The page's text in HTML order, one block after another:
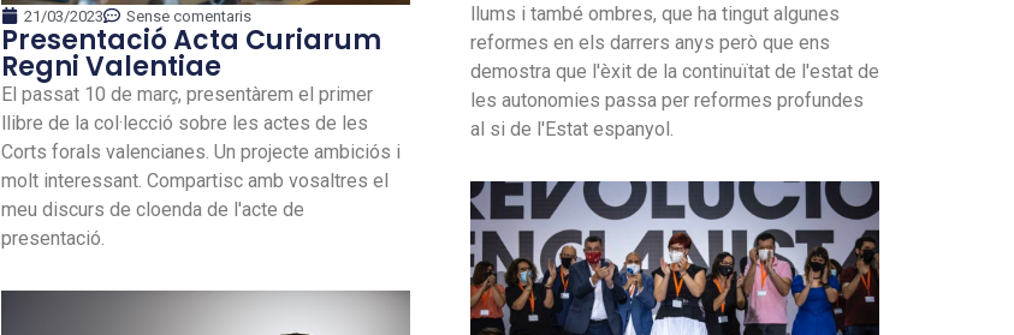
21/03/2023 Sense comentaris
Presentació Acta Curiarum
Regni Valentiae
El passat 10 de març, presentàrem el primer
llibre de la col·lecció sobre les actes de les
Corts forals valencianes. Un projecte ambiciós i
molt interessant. Compartisc amb vosaltres el
meu discurs de cloenda de l'acte de
presentació.
llums i també ombres, que ha tingut algunes
reformes en els darrers anys però que ens
demostra que l'èxit de la continuïtat de l'estat de
les autonomies passa per reformes profundes
al si de l'Estat espanyol.